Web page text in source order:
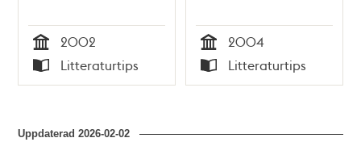
Tid
2002
Typ
Litteraturtips Tid
2004
Typ
Litteraturtips
Uppdaterad2026-02-02